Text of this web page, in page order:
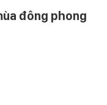
đông phong